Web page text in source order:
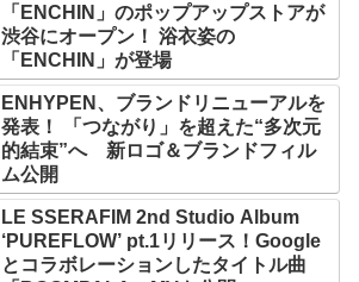
「ENCHIN」のポップアップストアが
渋谷にオープン！ 浴衣姿の
「ENCHIN」が登場
ENHYPEN、ブランドリニューアルを
発表！ 「つながり」を超えた“多次元
的結束”へ 新ロゴ＆ブランドフィル
ム公開
LE SSERAFIM 2nd Studio Album
‘PUREFLOW’ pt.1リリース！Google
とコラボレーションしたタイトル曲